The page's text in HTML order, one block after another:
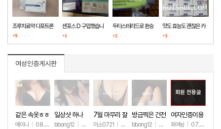
조루치료약 다포트론
구매했습니다
+9
센포스 D 구입했습니
다
+1
두타스테리드로 환승
+2
맛도 효능도 괜찮은 카
마그라
+3
여성인증게시판
같은 속옷ㅎㅎ
예이니 08.04 +60
일상샷 하나
bbong12 07.31+88
7월 마무리 잘
하세요🫶
미소0721 07.31+242
방금찍은 건전
한 일상샷
bbong12 07.28+89
회원 전용글
여자인증이용
ㅎㅎ
화여뉭 07.27